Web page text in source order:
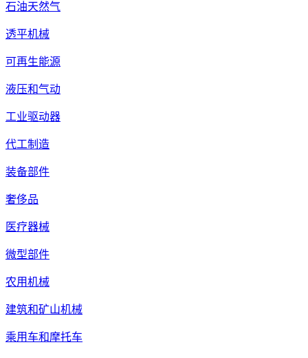
石油天然气
透平机械
可再生能源
液压和气动
工业驱动器
代工制造
装备部件
奢侈品
医疗器械
微型部件
农用机械
建筑和矿山机械
乘用车和摩托车